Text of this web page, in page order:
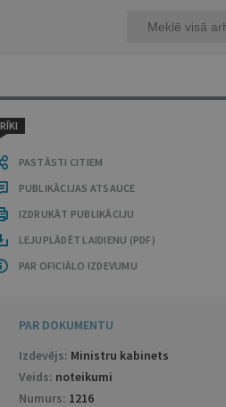
RĪKI
PASTĀSTI CITIEM
PUBLIKĀCIJAS ATSAUCE
IZDRUKĀT PUBLIKĀCIJU
LEJUPLĀDĒT LAIDIENU (PDF)
PAR OFICIĀLO IZDEVUMU
PAR DOKUMENTU
Izdevējs: Ministru kabinets
Veids: noteikumi
Numurs: 1216